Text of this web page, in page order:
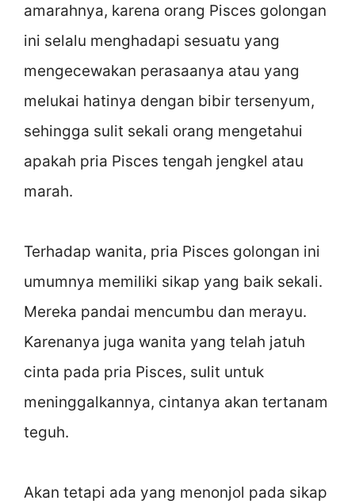
amarahnya, karena orang Pisces golongan
ini selalu menghadapi sesuatu yang
mengecewakan perasaanya atau yang
melukai hatinya dengan bibir tersenyum,
sehingga sulit sekali orang mengetahui
apakah pria Pisces tengah jengkel atau
marah.
Terhadap wanita, pria Pisces golongan ini
umumnya memiliki sikap yang baik sekali.
Mereka pandai mencumbu dan merayu.
Karenanya juga wanita yang telah jatuh
cinta pada pria Pisces, sulit untuk
meninggalkannya, cintanya akan tertanam
teguh.
Akan tetapi ada yang menonjol pada sikap